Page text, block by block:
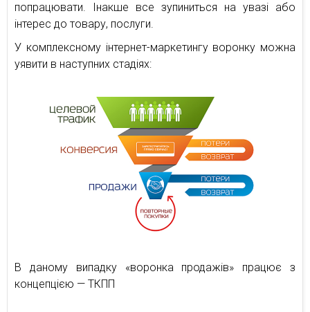
попрацювати. Інакше все зупиниться на увазі або
інтерес до товару, послуги.
У комплексному інтернет-маркетингу воронку можна
уявити в наступних стадіях:
В даному випадку «воронка продажів» працює з
концепцією — ТКПП